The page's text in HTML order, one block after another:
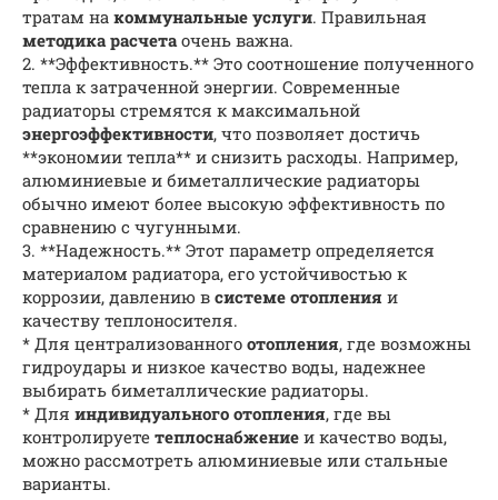
тратам на коммунальные услуги. Правильная
методика расчетаочень важна.
2. **Эффективность.** Это соотношение полученного
тепла к затраченной энергии. Современные
радиаторы стремятся к максимальной
энергоэффективности, что позволяет достичь
**экономии тепла** и снизить расходы. Например,
алюминиевые и биметаллические радиаторы
обычно имеют более высокую эффективность по
сравнению с чугунными.
3. **Надежность.** Этот параметр определяется
материалом радиатора, его устойчивостью к
коррозии, давлению в системе отопления и
качеству теплоносителя.
* Для централизованного отопления, где возможны
гидроудары и низкое качество воды, надежнее
выбирать биметаллические радиаторы.
* Для индивидуального отопления, где вы
контролируете теплоснабжение и качество воды,
можно рассмотреть алюминиевые или стальные
варианты.